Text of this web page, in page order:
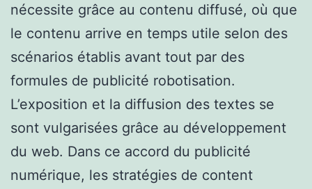
nécessite grâce au contenu diffusé, où que
le contenu arrive en temps utile selon des
scénarios établis avant tout par des
formules de publicité robotisation.
L’exposition et la diffusion des textes se
sont vulgarisées grâce au développement
du web. Dans ce accord du publicité
numérique, les stratégies de content